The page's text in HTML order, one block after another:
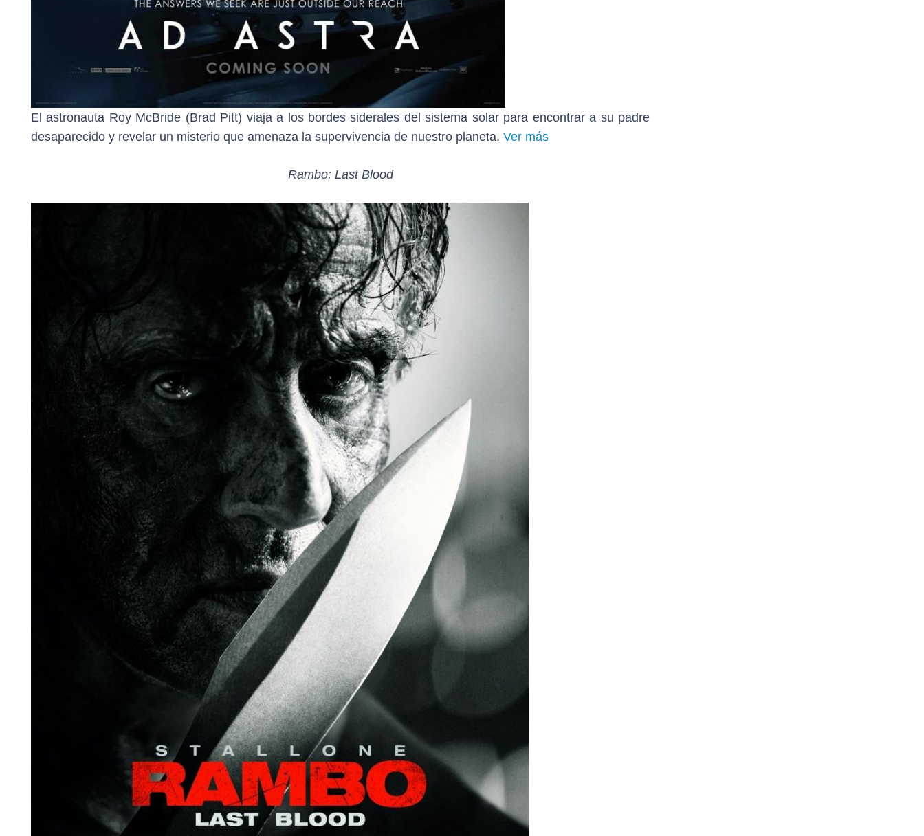
El astronauta Roy McBride (Brad Pitt) viaja a los bordes siderales del sistema solar para encontrar a su padre
desaparecido y revelar un misterio que amenaza la supervivencia de nuestro planeta. Ver más
Rambo: Last Blood